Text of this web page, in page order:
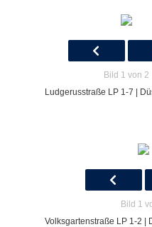
Bild 1 von 2
Ludgerusstraße LP 1-7 |
Bild 1
Volksgartenstraße LP 1-2 |